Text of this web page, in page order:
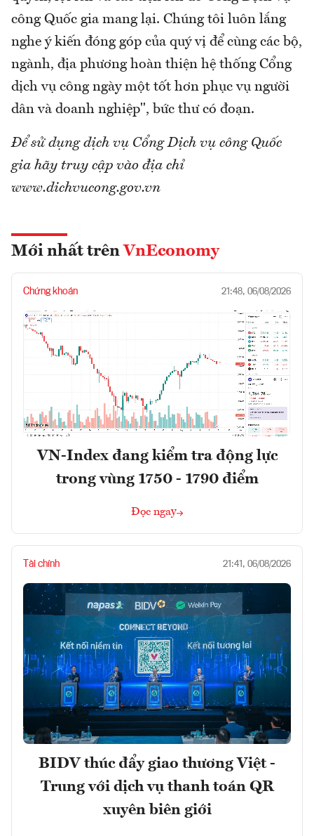
công Quốc gia mang lại. Chúng tôi luôn lắng
nghe ý kiến đóng góp của quý vị để cùng các bộ,
ngành, địa phương hoàn thiện hệ thống Cổng
dịch vụ công ngày một tốt hơn phục vụ người
dân và doanh nghiệp", bức thư có đoạn.
Để sử dụng dịch vụ Cổng Dịch vụ công Quốc
gia hãy truy cập vào địa chỉ
www.dichvucong.gov.vn
Mới nhất trên VnEconomy
Chứng khoán 21:48, 06/08/2026
VN-Index đang kiểm tra động lực
trong vùng 1750 - 1790 điểm
Đọc ngay
Tài chính 21:41, 06/08/2026
BIDV thúc đẩy giao thương Việt -
Trung với dịch vụ thanh toán QR
xuyên biên giới